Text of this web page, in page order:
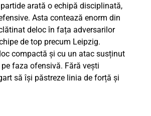
arată o echipă disciplinată,
Asta contează enorm din
deloc în fața adversarilor
de top precum Leipzig.
compactă și cu un atac susținut
faza ofensivă. Fără vești
să își păstreze linia de forță și